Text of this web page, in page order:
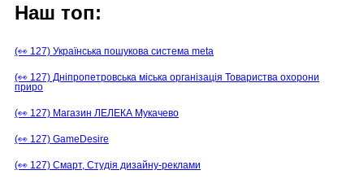
Наш топ:
(👀 127) Українська пошукова система meta
(👀 127) Дніпропетровська міська організація Товариства охорони
приро
(👀 127) Магазин ЛЕЛЕКА Мукачево
(👀 127) GameDesire
(👀 127) Смарт, Студія дизайну-реклами